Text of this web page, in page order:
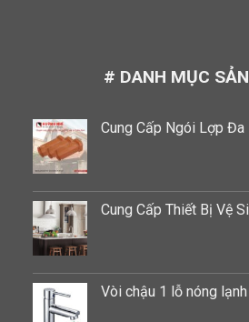
# DANH MỤC
Cung Cấp Ngói Lợp
Cung Cấp Thiết Bị Vệ
Vòi chậu 1 lỗ nóng lạnh